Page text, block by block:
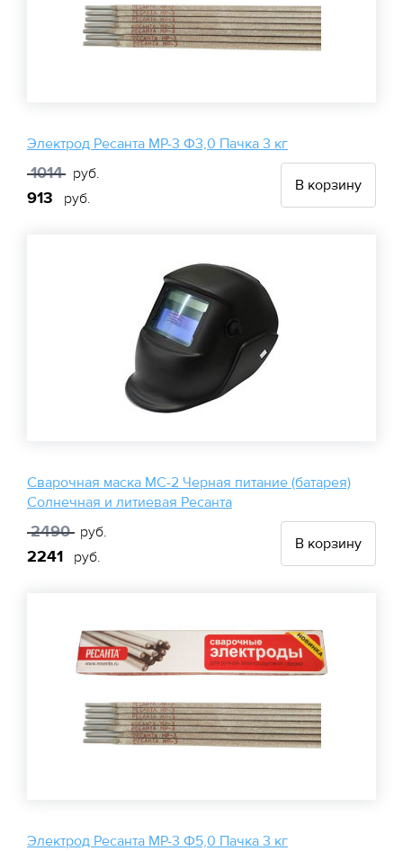
Электрод Ресанта МР-3 Ф3,0 Пачка 3 кг
1014 руб.
913 руб.
В корзину
Сварочная маска МС-2 Черная питание (батарея)
Солнечная и литиевая Ресанта
2490 руб.
2241 руб.
В корзину
Электрод Ресанта МР-3 Ф5,0 Пачка 3 кг